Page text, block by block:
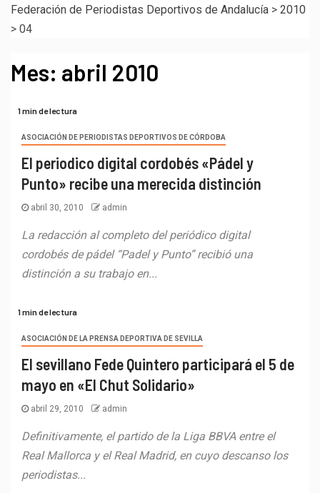
Federación de Periodistas Deportivos de Andalucía > 2010
> 04
Mes: abril 2010
1 min de lectura
ASOCIACIÓN DE PERIODISTAS DEPORTIVOS DE CÓRDOBA
El periodico digital cordobés «Pádel y
Punto» recibe una merecida distinción
abril 30, 2010 admin
La redacción al completo del periódico digital
cordobés de pádel “Padel y Punto” recibió una
distinción a su trabajo en...
1 min de lectura
ASOCIACIÓN DE LA PRENSA DEPORTIVA DE SEVILLA
El sevillano Fede Quintero participará el 5 de
mayo en «El Chut Solidario»
abril 29, 2010 admin
Definitivamente, el partido de la Liga BBVA entre el
Real Mallorca y el Real Madrid, en cuyo descanso los
periodistas...